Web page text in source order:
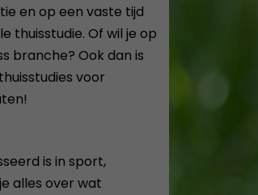
en op een vaste tijd
thuisstudie. Of wil je op
branche? Ook dan is
voor
is in sport,
alles over wat